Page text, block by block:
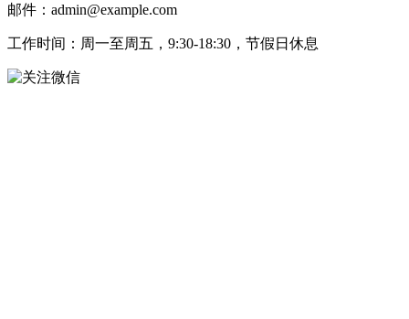
邮件：admin@example.com
工作时间：周一至周五，9:30-18:30，节假日休息